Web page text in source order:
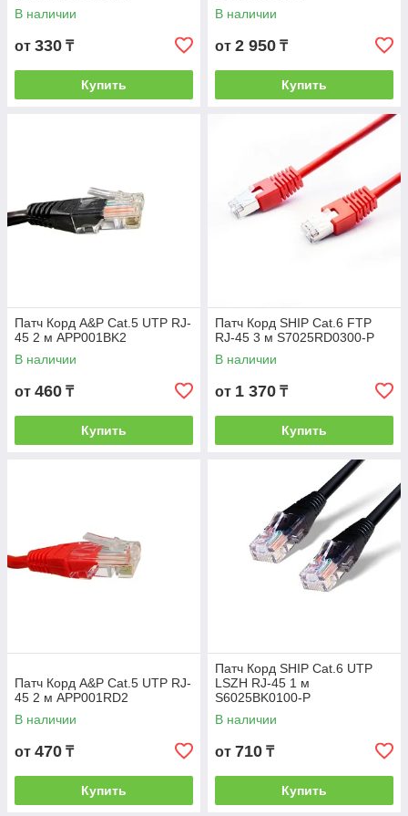
В наличии
от 330 ₸
Купить
В наличии
от 2 950 ₸
Купить
Патч Корд A&P Cat.5 UTP RJ-
45 2 м APP001BK2
В наличии
от 460 ₸
Купить
Патч Корд SHIP Cat.6 FTP
RJ-45 3 м S7025RD0300-P
В наличии
от 1 370 ₸
Купить
Патч Корд A&P Cat.5 UTP RJ-
45 2 м APP001RD2
В наличии
от 470 ₸
Купить
Патч Корд SHIP Cat.6 UTP
LSZH RJ-45 1 м
S6025BK0100-P
В наличии
от 710 ₸
Купить